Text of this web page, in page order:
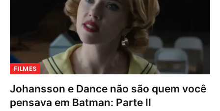
FILMES
Johansson e Dance não são quem você
pensava em Batman: Parte II